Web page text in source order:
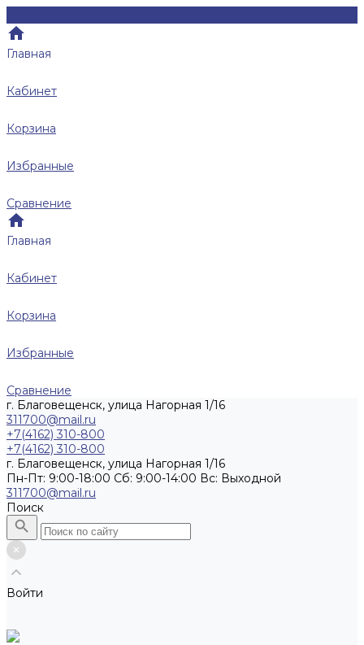
Главная
Кабинет
Корзина
Избранные
Сравнение
Главная
Кабинет
Корзина
Избранные
Сравнение
г. Благовещенск, улица Нагорная 1/16
311700@mail.ru
+7(4162) 310-800
+7(4162) 310-800
г. Благовещенск, улица Нагорная 1/16
Пн-Пт: 9:00-18:00 Cб: 9:00-14:00 Вс: Выходной
311700@mail.ru
Поиск
Войти